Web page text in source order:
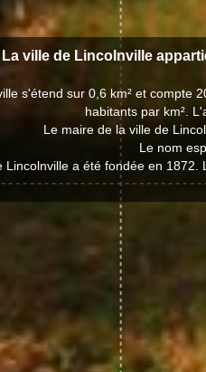
La ville de Lincolnville
s'étend sur 0,6 km² et compte
habitants par km².
Le maire de la ville de
Le nom
Lincolnville a été fondée en 1872.